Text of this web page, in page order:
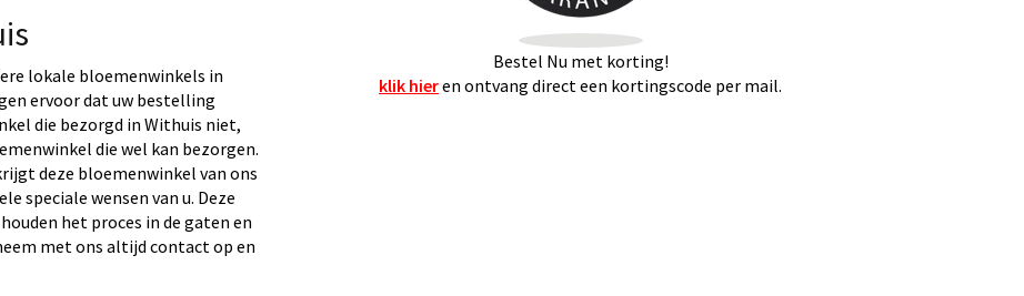
lokale bloemenwinkels in
ervoor dat uw bestelling
die bezorgd in Withuis niet,
die wel kan bezorgen.
deze bloemenwinkel van ons
speciale wensen van u. Deze
het proces in de gaten en
met ons altijd contact op en
Bestel Nu met korting!
klik hieren ontvang direct een kortingscode per mail.